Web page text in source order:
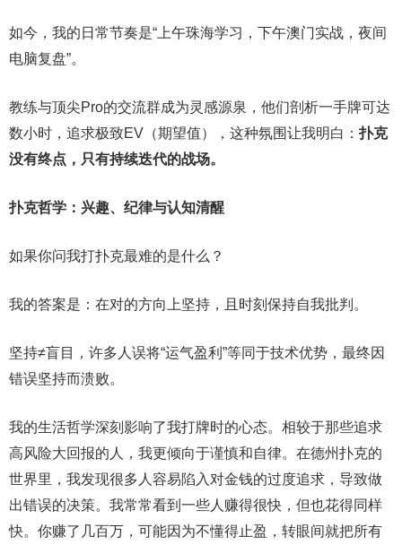
如今，我的日常节奏是“上午珠海学习，下午澳门实战，夜间
电脑复盘”。
教练与顶尖Pro的交流群成为灵感源泉，他们剖析一手牌可达
数小时，追求极致EV（期望值），这种氛围让我明白：扑克
没有终点，只有持续迭代的战场。
扑克哲学：兴趣、纪律与认知清醒
如果你问我打扑克最难的是什么？
我的答案是：在对的方向上坚持，且时刻保持自我批判。
坚持≠盲目，许多人误将“运气盈利”等同于技术优势，最终因
错误坚持而溃败。
我的生活哲学深刻影响了我打牌时的心态。相较于那些追求
高风险大回报的人，我更倾向于谨慎和自律。在德州扑克的
世界里，我发现很多人容易陷入对金钱的过度追求，导致做
出错误的决策。我常常看到一些人赚得很快，但也花得同样
快。你赚了几百万，可能因为不懂得止盈，转眼间就把所有